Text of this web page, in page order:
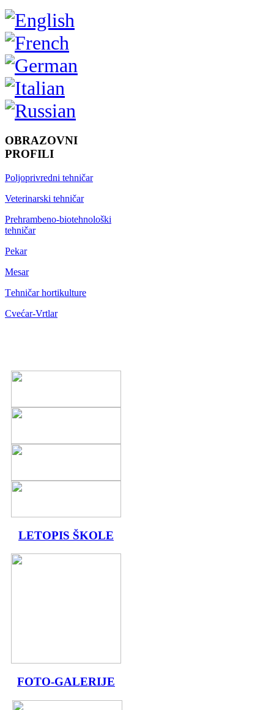
OBRAZOVNI
PROFILI
Poljoprivredni tehničar
Veterinarski tehničar
Prehrambeno-biotehnološki
tehničar
Pekar
Mesar
Тehničar hortikulture
Cvećar-Vrtlar
LETOPIS ŠKOLE
FOTO-GALERIJE